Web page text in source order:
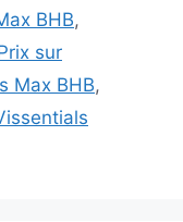
BHB,
sur
Max BHB,